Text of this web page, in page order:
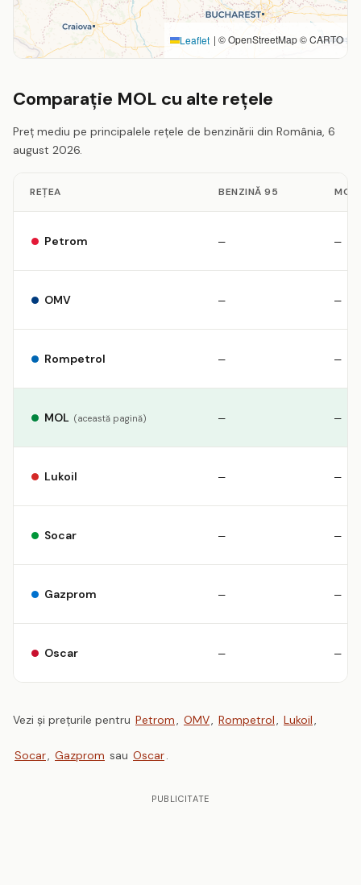
Leaflet | © OpenStreetMap © CARTO
Comparație MOL cu alte rețele
Preț mediu pe principalele rețele de benzinării din România, 6
august 2026.
REȚEA BENZINĂ 95
Petrom — —
OMV — —
Rompetrol — —
MOL (această pagină) — —
Lukoil — —
Socar — —
Gazprom — —
Oscar — —
Vezi și prețurile pentru Petrom OMV Rompetrol Lukoil
Socar Gazprom sau Oscar
PUBLICITATE